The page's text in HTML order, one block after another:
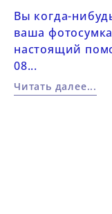
Вы когда-
ваша
настоящий
08...
Читать далее...